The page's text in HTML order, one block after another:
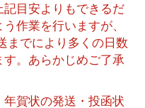
目安よりもできるだ
作業を行いますが、
までにより多くの日数
。あらかじめご了承
賀状の発送・投函状